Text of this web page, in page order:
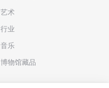
艺术
行业
音乐
博物馆藏品